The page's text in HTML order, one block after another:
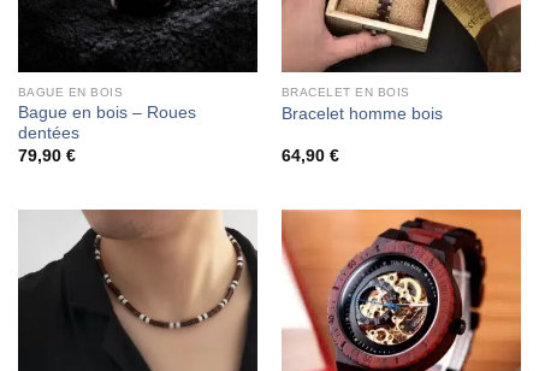
BAGUE EN BOIS
Bague en bois – Roues
dentées
79,90 €
BRACELET EN BOIS
Bracelet homme bois
64,90 €